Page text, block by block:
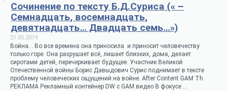
Сочинение по тексту Б.Д.Суриса (« –
Семнадцать, восемнадцать,
девятнадцать… Двадцать семь…»)
21.05.2019
Война… Во все времена она приносила и приносит человечеству
только горе. Она разрушает всё, лишает близких, дома, делает
сиротами детей, перечеркивает будущее. Участник Великой
Отечественной войны Борис Давыдович Сурис поднимает в тексте
проблему человеческих ощущений на войне. After Content GAM Th
РЕКЛАМА Рекламный контейнер DW с GAM видео В фокусе …